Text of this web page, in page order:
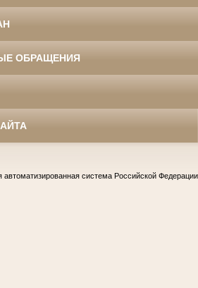
ОБРАЩЕНИЯ
автоматизированная система Российской